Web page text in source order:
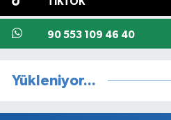
90 553 109 46 40
Yükleniyor...